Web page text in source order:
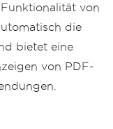
von
die
bietet eine
von PDF-